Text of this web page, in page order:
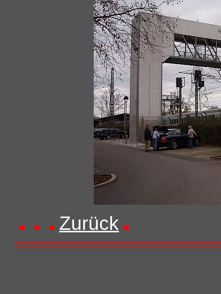
Zurück